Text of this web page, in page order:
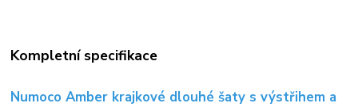
Kompletní specifikace
Numoco Amber krajkové dlouhé šaty s výstřihem a